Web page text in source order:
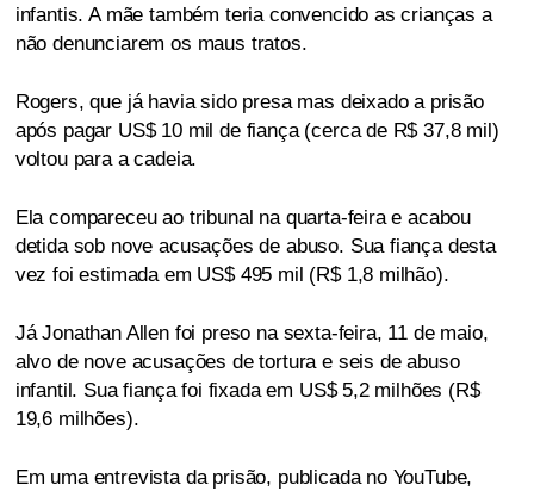
infantis. A mãe também teria convencido as crianças a
não denunciarem os maus tratos.
Rogers, que já havia sido presa mas deixado a prisão
após pagar US$ 10 mil de fiança (cerca de R$ 37,8 mil)
voltou para a cadeia.
Ela compareceu ao tribunal na quarta-feira e acabou
detida sob nove acusações de abuso. Sua fiança desta
vez foi estimada em US$ 495 mil (R$ 1,8 milhão).
Já Jonathan Allen foi preso na sexta-feira, 11 de maio,
alvo de nove acusações de tortura e seis de abuso
infantil. Sua fiança foi fixada em US$ 5,2 milhões (R$
19,6 milhões).
Em uma entrevista da prisão, publicada no YouTube,